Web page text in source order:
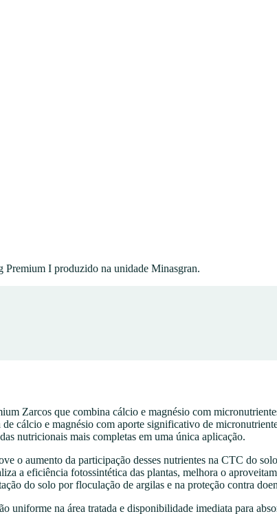
Premium I produzido na unidade Minasgran.
Zarcos que combina cálcio e magnésio com
cálcio e magnésio com aporte significativo de
nutricionais mais completas em uma única aplicação.
o aumento da participação desses nutrientes na CTC do
a eficiência fotossintética das plantas, melhora o
do solo por floculação de argilas e na proteção contra
uniforme na área tratada e disponibilidade imediata para